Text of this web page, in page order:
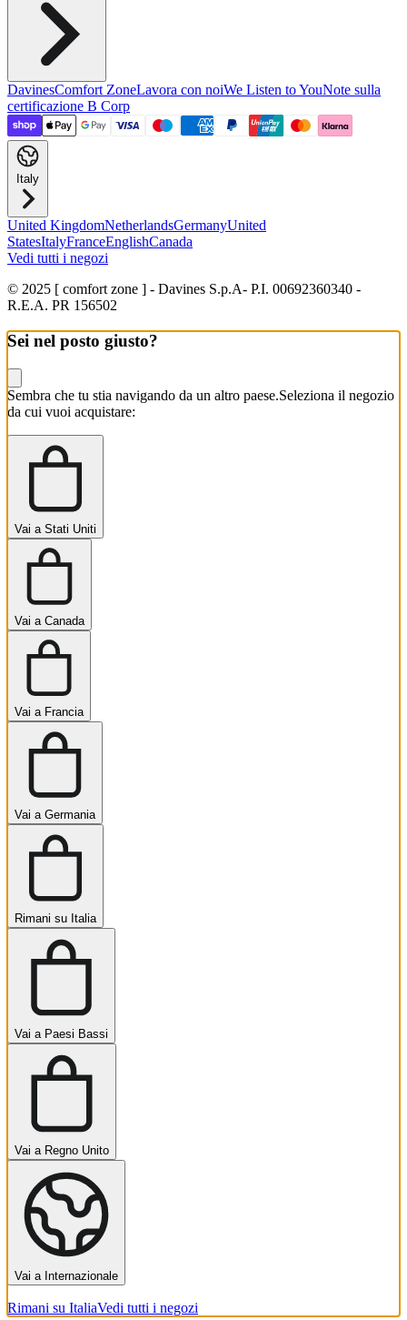
DavinesComfort ZoneLavora con noiWe Listen to YouNote sulla
certificazione B Corp
Italy
United KingdomNetherlandsGermanyUnited
StatesItalyFranceEnglishCanada
Vedi tutti i negozi
© 2025 [ comfort zone ] - Davines S.p.A- P.I. 00692360340 -
R.E.A. PR 156502
Sei nel posto giusto?
Sembra che tu stia navigando da un altro paese.Seleziona il negozio
da cui vuoi acquistare:
Vai a Stati Uniti
Vai a Canada
Vai a Francia
Vai a Germania
Rimani su Italia
Vai a Paesi Bassi
Vai a Regno Unito
Vai a Internazionale
Rimani su ItaliaVedi tutti i negozi